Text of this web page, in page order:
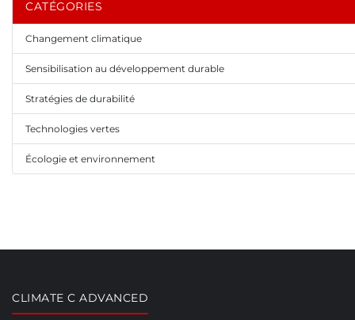
CATÉGORIES
Changement climatique
Sensibilisation au développement durable
Stratégies de durabilité
Technologies vertes
Écologie et environnement
CLIMATE C ADVANCED